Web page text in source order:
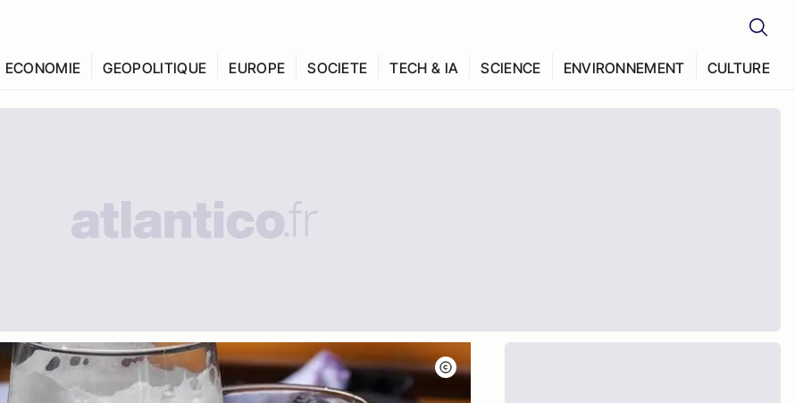
ECONOMIE GEOPOLITIQUE EUROPE SOCIETE TECH & IA SCIENCE ENVIRONNEMENT CULTURE